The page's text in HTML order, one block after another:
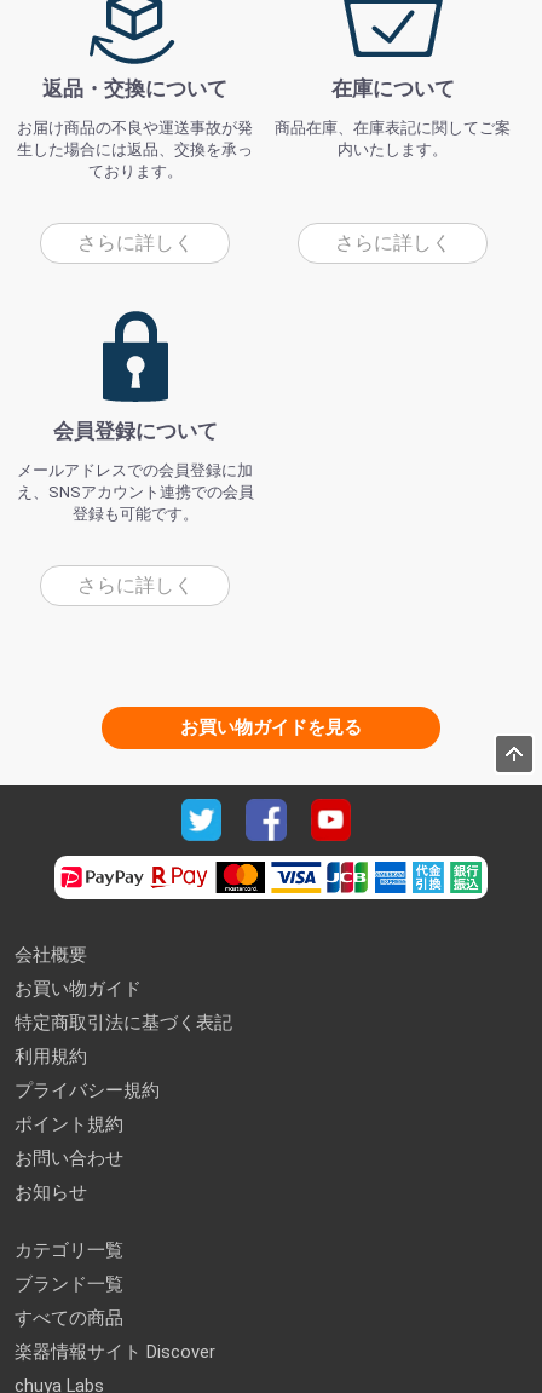
返品・交換について
お届け商品の不良や運送事故が発
生した場合には返品、交換を承っ
ております。
さらに詳しく
在庫について
商品在庫、在庫表記に関してご案
内いたします。
さらに詳しく
会員登録について
メールアドレスでの会員登録に加
え、SNSアカウント連携での会員
登録も可能です。
さらに詳しく
お買い物ガイドを見る
会社概要
お買い物ガイド
特定商取引法に基づく表記
利用規約
プライバシー規約
ポイント規約
お問い合わせ
お知らせ
カテゴリ一覧
ブランド一覧
すべての商品
楽器情報サイト Discover
chuya Labs